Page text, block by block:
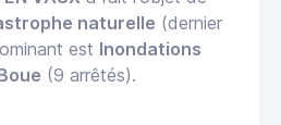
naturelle (dernier
est Inondations
(9 arrêtés).